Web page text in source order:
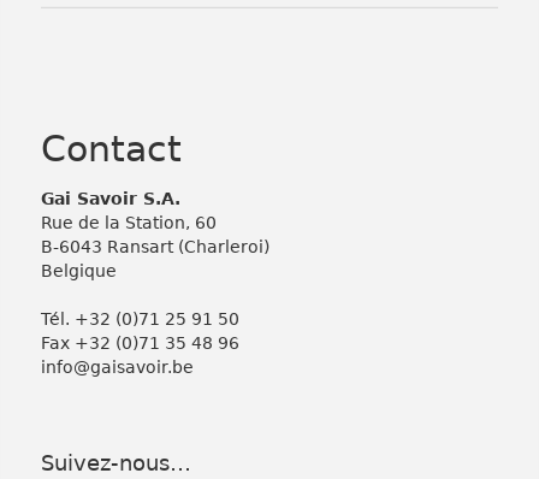
Contact
Gai Savoir S.A.
Rue de la Station, 60
B-6043 Ransart (Charleroi)
Belgique
Tél. +32 (0)71 25 91 50
Fax +32 (0)71 35 48 96
info@gaisavoir.be
Suivez-nous…